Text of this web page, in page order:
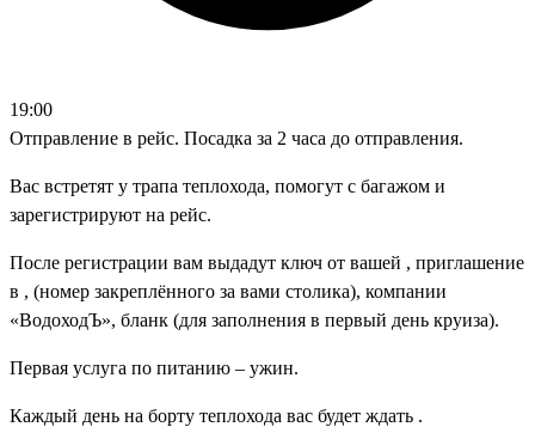
19:00
Отправление в рейс. Посадка за 2 часа до отправления.
Вас встретят у трапа теплохода, помогут с багажом и
зарегистрируют на рейс.
После регистрации вам выдадут ключ от вашей , приглашение
в , (номер закреплённого за вами столика), компании
«ВодоходЪ», бланк (для заполнения в первый день круиза).
Первая услуга по питанию – ужин.
Каждый день на борту теплохода вас будет ждать .